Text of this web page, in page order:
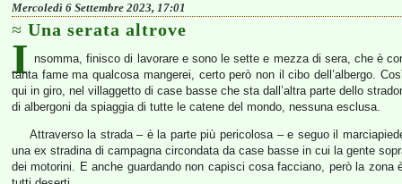
Mercoledì 6 Settembre 2023, 17:01
Una serata altrove
I nsomma, finisco di lavorare e sono le sette e mezza di sera, che è
tanta fame ma qualcosa mangerei, certo però non il cibo dell’albergo.
qui in giro, nel villaggetto di case basse che sta dall’altra parte dello
di albergoni da spiaggia di tutte le catene del mondo, nessuna esclusa.
Attraverso la strada – è la parte più pericolosa – e seguo il
una ex stradina di campagna circondata da case basse in cui la gente
dei motorini. E anche guardando non capisci cosa facciano, però la